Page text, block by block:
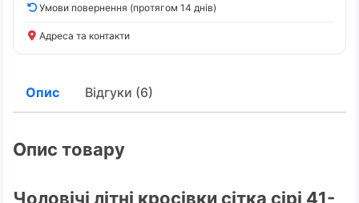
Умови повернення (протягом 14 днів)
Адреса та контакти
Опис Відгуки (6)
Опис товару
Чоловічі літні кросівки сітка сірі 41-